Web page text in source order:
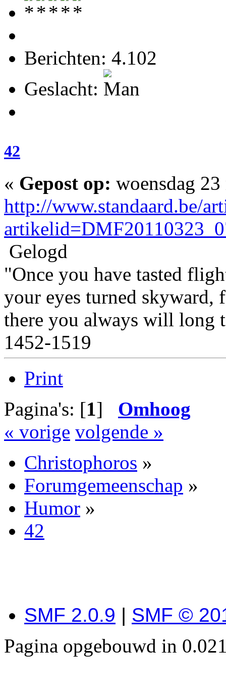
Berichten: 4.102
Geslacht:
42
« Gepost op: woensdag
http://www.standaard.be/
Gelogd
"Once you have tasted
your eyes turned skyward,
there you always will long
1452-1519
Print
Pagina's: [1] Omhoog
« vorige volgende »
Christophoros »
Forumgemeenschap »
Humor »
42
SMF 2.0.9 | SMF ©
Pagina opgebouwd in